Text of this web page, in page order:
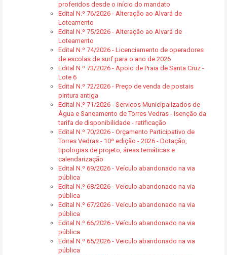
proferidos desde o início do mandato
Edital N.º 76/2026 - Alteração ao Alvará de
Loteamento
Edital N.º 75/2026 - Alteração ao Alvará de
Loteamento
Edital N.º 74/2026 - Licenciamento de operadores
de escolas de surf para o ano de 2026
Edital N.º 73/2026 - Apoio de Praia de Santa Cruz -
Lote 6
Edital N.º 72/2026 - Preço de venda de postais
pintura antiga
Edital N.º 71/2026 - Serviços Municipalizados de
Água e Saneamento de Torres Vedras - Isenção da
tarifa de disponibilidade - ratificação
Edital N.º 70/2026 - Orçamento Participativo de
Torres Vedras - 10ª edição - 2026 - Dotação,
tipologias de projeto, áreas temáticas e
calendarização
Edital N.º 69/2026 - Veículo abandonado na via
pública
Edital N.º 68/2026 - Veículo abandonado na via
pública
Edital N.º 67/2026 - Veículo abandonado na via
pública
Edital N.º 66/2026 - Veículo abandonado na via
pública
Edital N.º 65/2026 - Veiculo abandonado na via
pública